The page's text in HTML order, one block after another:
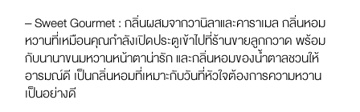
– Sweet Gourmet :กลิ่นผสมจากวานิลาและคาราเมล กลิ่นหอม
หวานที่เหมือนคุณกำลังเปิดประตูเข้าไปที่ร้านขายลูกกวาด พร้อม
กับนานาขนมหวานหน้าตาน่ารัก และกลิ่นหอมของน้ำตาลชวนให้
อารมณ์ดี เป็นกลิ่นหอมที่เหมาะกับวันที่หัวใจต้องการความหวาน
เป็นอย่างดี